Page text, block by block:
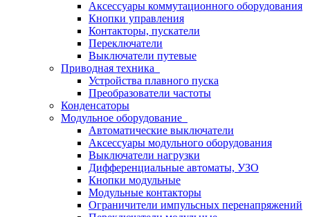
Аксессуары коммутационного оборудования
Кнопки управления
Контакторы, пускатели
Переключатели
Выключатели путевые
Приводная техника
Устройства плавного пуска
Преобразователи частоты
Конденсаторы
Модульное оборудование
Автоматические выключатели
Аксессуары модульного оборудования
Выключатели нагрузки
Дифференциальные автоматы, УЗО
Кнопки модульные
Модульные контакторы
Ограничители импульсных перенапряжений